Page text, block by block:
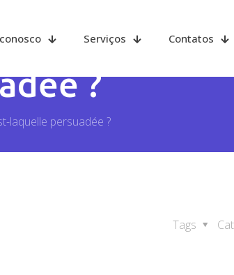
Serviços Contatos
telle
?
laquelle persuadée ?
Tags